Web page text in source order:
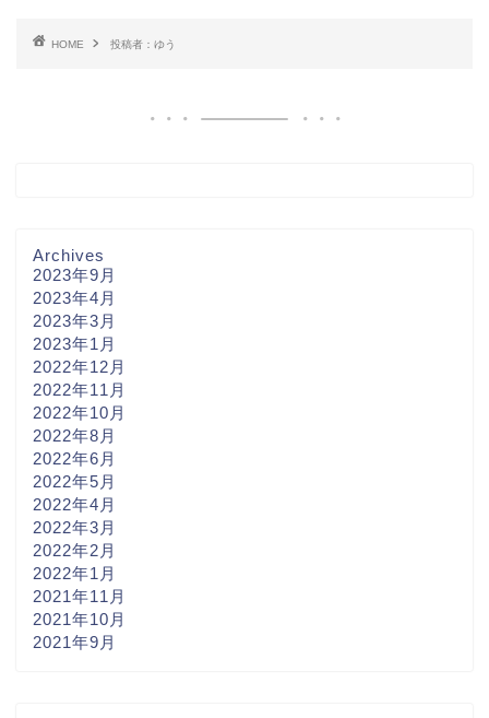
HOME 投稿者：ゆう
Archives
2023年9月
2023年4月
2023年3月
2023年1月
2022年12月
2022年11月
2022年10月
2022年8月
2022年6月
2022年5月
2022年4月
2022年3月
2022年2月
2022年1月
2021年11月
2021年10月
2021年9月